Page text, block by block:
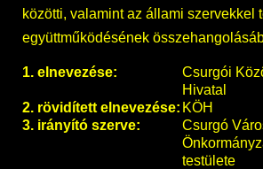
közötti, valamint az állami szervekkel
együttműködésének
1. elnevezése:
Csurgói
Hivatal
2. rövidített elnevezése: KÖH
3. irányító szerve:
Csurgó
testülete